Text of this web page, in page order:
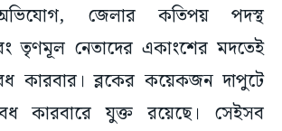
জেলার কতিপয় পদস্থ
তৃণমূল নেতাদের একাংশের মদতেই
কারবার। ব্লকের কয়েকজন দাপুটে
কারবারে যুক্ত রয়েছে। সেইসব